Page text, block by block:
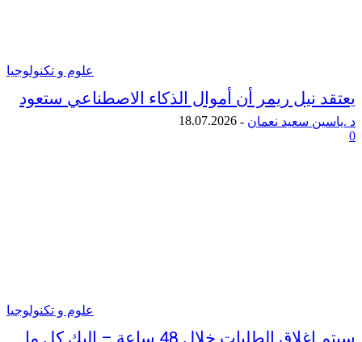
علوم و تكنولوجيا
نيل ريمر أن أموال الذكاء الاصطناعي ستعود
سعيد نعمان -
18.07.2026
علوم و تكنولوجيا
سيتم إغلاق الطلبات خلال 48 ساعة – إليك كل ما